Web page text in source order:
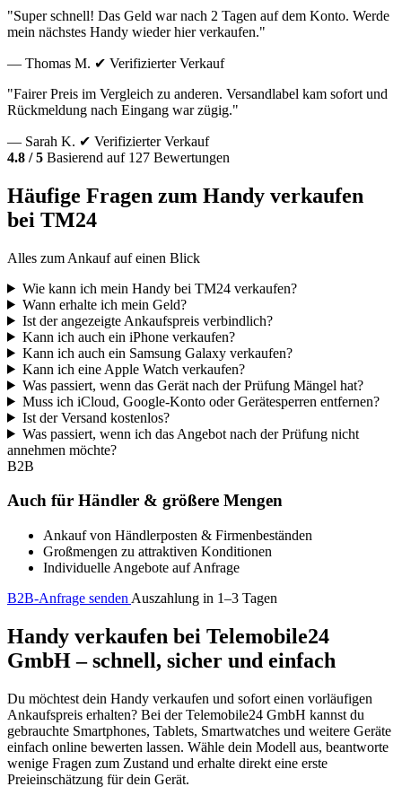
"Super schnell! Das Geld war nach 2 Tagen auf dem Konto. Werde
mein nächstes Handy wieder hier verkaufen."
— Thomas M. ✔ Verifizierter Verkauf
"Fairer Preis im Vergleich zu anderen. Versandlabel kam sofort und
Rückmeldung nach Eingang war zügig."
— Sarah K. ✔ Verifizierter Verkauf
4.8 / 5 Basierend auf 127 Bewertungen
Häufige Fragen zum Handy verkaufen
bei TM24
Alles zum Ankauf auf einen Blick
Wie kann ich mein Handy bei TM24 verkaufen?
Wann erhalte ich mein Geld?
Ist der angezeigte Ankaufspreis verbindlich?
Kann ich auch ein iPhone verkaufen?
Kann ich auch ein Samsung Galaxy verkaufen?
Kann ich eine Apple Watch verkaufen?
Was passiert, wenn das Gerät nach der Prüfung Mängel hat?
Muss ich iCloud, Google-Konto oder Gerätesperren entfernen?
Ist der Versand kostenlos?
Was passiert, wenn ich das Angebot nach der Prüfung nicht
annehmen möchte?
B2B
Auch für Händler & größere Mengen
Ankauf von Händlerposten & Firmenbeständen
Großmengen zu attraktiven Konditionen
Individuelle Angebote auf Anfrage
B2B-Anfrage senden Auszahlung in 1–3 Tagen
Handy verkaufen bei Telemobile24
GmbH – schnell, sicher und einfach
Du möchtest dein Handy verkaufen und sofort einen vorläufigen
Ankaufspreis erhalten? Bei der Telemobile24 GmbH kannst du
gebrauchte Smartphones, Tablets, Smartwatches und weitere Geräte
einfach online bewerten lassen. Wähle dein Modell aus, beantworte
wenige Fragen zum Zustand und erhalte direkt eine erste
Preieinschätzung für dein Gerät.